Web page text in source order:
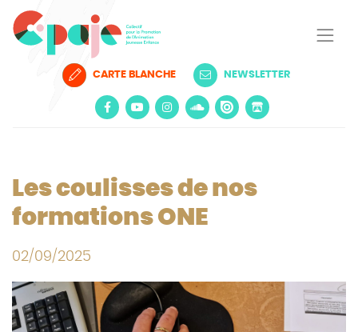
CARTE BLANCHE NEWSLETTER
Les coulisses de nos
formations ONE
02/09/2025